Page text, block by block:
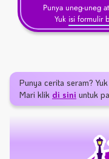
Punya uneg-uneg
Yuk isi formulir
Punya cerita seram?
Mari klik di sini untuk